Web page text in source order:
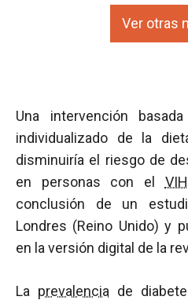
Ver otras
Una intervención
individualizado de la
disminuiría el riesgo de
en personas con el VIH
conclusión de un
Londres (Reino Unido) y
en la versión digital de la
La prevalencia de